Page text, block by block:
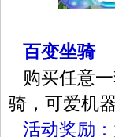
百变坐骑
购买任意
骑，可爱机
活动奖励